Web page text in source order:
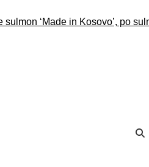
‘Made in Kosovo’, po sulmon